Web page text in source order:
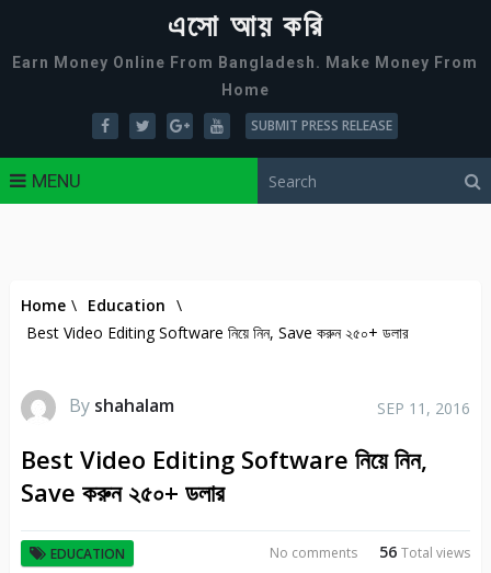
এসো আয় করি
Earn Money Online From Bangladesh. Make Money From
Home
SUBMIT PRESS RELEASE
MENU
Home \ Education \
Best Video Editing Software নিয়ে নিন, Save করুন ২৫০+ ডলার
By shahalam SEP 11, 2016
Best Video Editing Software নিয়ে নিন,
Save করুন ২৫০+ ডলার
EDUCATION 56Total views
No comments